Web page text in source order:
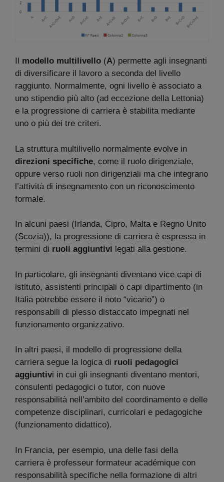
Il modello multilivello (A) permette agli insegnanti
di diversificare il lavoro a seconda del livello
raggiunto. Normalmente, ogni livello è associato a
uno stipendio più alto (ad eccezione della Lettonia)
e la progressione di carriera è stabilita mediante
uno o più dei tre criteri.
La struttura multilivello normalmente evolve in
direzioni specifiche, come il ruolo dirigenziale,
oppure verso ruoli non dirigenziali ma che integrano
l’attività di insegnamento con un riconoscimento
formale.
In alcuni paesi (Irlanda, Cipro, Malta e Regno Unito
(Scozia)), la progressione di carriera è espressa in
termini di ruoli aggiuntivi legati alla gestione.
In particolare, gli insegnanti diventano vice capi di
istituto, assistenti principali o capi dipartimento (in
Italia potrebbe essere il noto “vicario”) o
responsabili di plesso distaccato impegnati nel
funzionamento organizzativo.
In altri paesi, il modello di progressione della
carriera segue la logica di ruoli pedagogici
aggiuntivi in cui gli insegnanti diventano mentori,
consulenti pedagogici o tutor, con nuove
responsabilità nell’ambito del coordinamento e delle
competenze disciplinari, curricolari e pedagogiche
(funzionamento didattico).
In Francia, per esempio, una delle fasi della
carriera è professeur formateur académique con
responsabilità specifiche nella formazione di altri